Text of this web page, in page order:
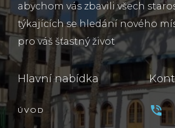
abychom vás zbavili všech
týkajících se hledání nového
pro váš šťastný život
Hlavní nabídka
ÚVOD